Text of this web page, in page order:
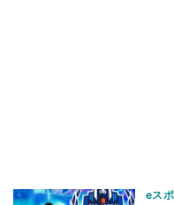
eス